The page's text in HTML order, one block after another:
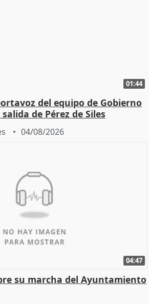
01:44
del equipo de Gobierno
de Pérez de Siles
04/08/2026
04:47
su marcha del Ayuntamiento